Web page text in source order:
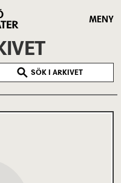
MENY
SÖK I ARKIVET